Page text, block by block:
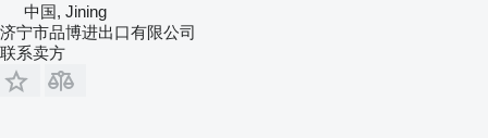
中国, Jining
济宁市品博进出口有限公司
联系卖方